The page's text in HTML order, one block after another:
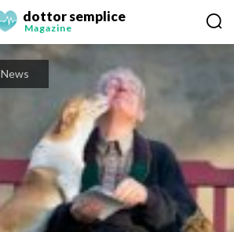
dottor semplice
Magazine
News